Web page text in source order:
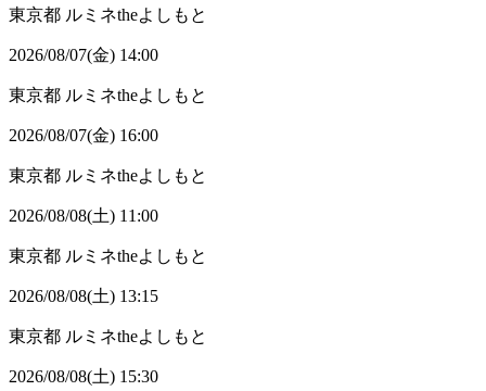
東京都 ルミネtheよしもと
2026/08/07(金) 14:00
東京都 ルミネtheよしもと
2026/08/07(金) 16:00
東京都 ルミネtheよしもと
2026/08/08(土) 11:00
東京都 ルミネtheよしもと
2026/08/08(土) 13:15
東京都 ルミネtheよしもと
2026/08/08(土) 15:30